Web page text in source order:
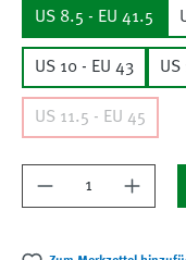
US 8.5 - EU 41.5
US 10 - EU 43 US
US 11.5 - EU 45
Produkt